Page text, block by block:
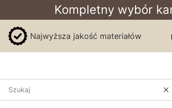
Kompletny wybór
Najwyższa jakość materiałów